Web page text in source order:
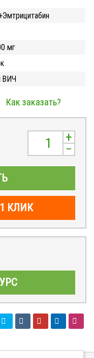
мг
ВИЧ
Как заказать?
+
–
КЛИК